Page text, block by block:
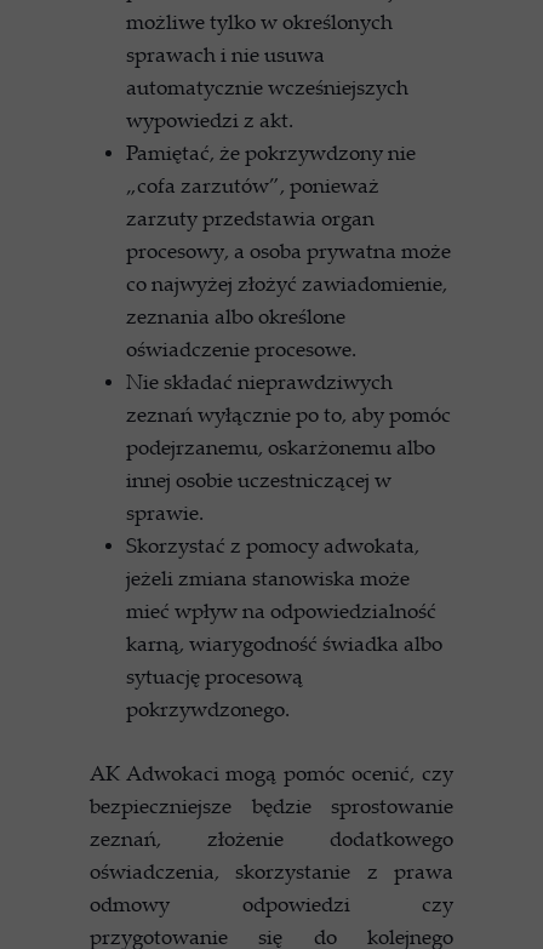
możliwe tylko w określonych
sprawach i nie usuwa
automatycznie wcześniejszych
wypowiedzi z akt.
Pamiętać, że pokrzywdzony nie
„cofa zarzutów”, ponieważ
zarzuty przedstawia organ
procesowy, a osoba prywatna może
co najwyżej złożyć zawiadomienie,
zeznania albo określone
oświadczenie procesowe.
Nie składać nieprawdziwych
zeznań wyłącznie po to, aby pomóc
podejrzanemu, oskarżonemu albo
innej osobie uczestniczącej w
sprawie.
Skorzystać z pomocy adwokata,
jeżeli zmiana stanowiska może
mieć wpływ na odpowiedzialność
karną, wiarygodność świadka albo
sytuację procesową
pokrzywdzonego.
AK Adwokaci mogą pomóc ocenić, czy
bezpieczniejsze będzie sprostowanie
zeznań, złożenie dodatkowego
oświadczenia, skorzystanie z prawa
odmowy odpowiedzi czy
przygotowanie się do kolejnego